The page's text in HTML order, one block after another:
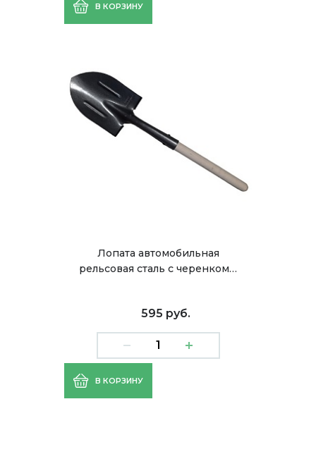
В КОРЗИНУ
Лопата автомобильная
рельсовая сталь с черенком…
595 руб.
В КОРЗИНУ